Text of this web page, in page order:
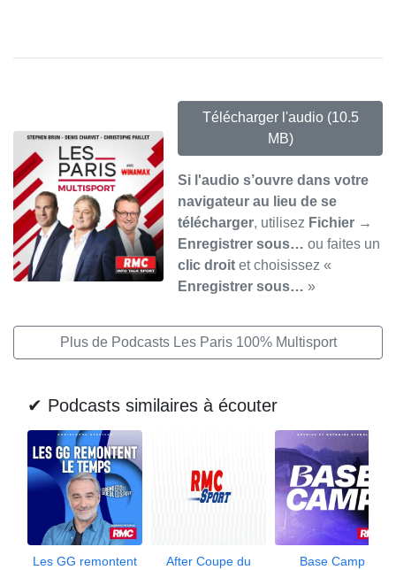
Télécharger l'audio (10.5
MB)
Si l'audio s’ouvre dans votre
navigateur au lieu de se
télécharger, utilisez Fichier →
Enregistrer sous… ou faites un
clic droit et choisissez «
Enregistrer sous… »
Plus de Podcasts Les Paris 100% Multisport
✔ Podcasts similaires à écouter
Les GG remontent
After Coupe du
Base Camp